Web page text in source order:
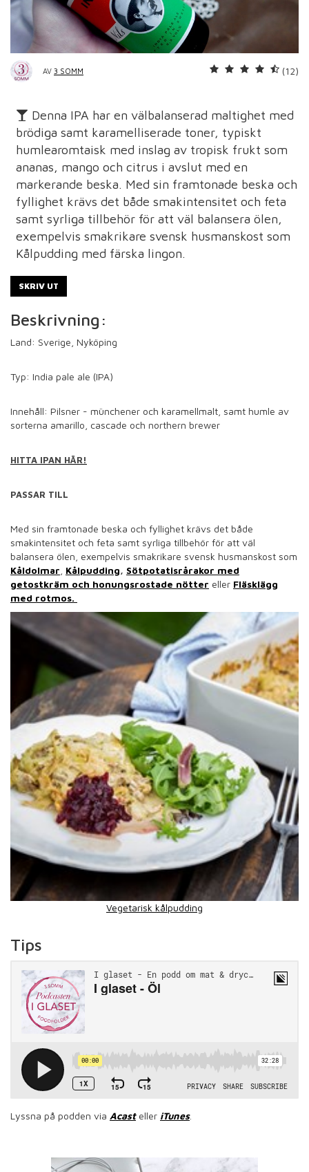
AV 3 SOMM (12)
Denna IPA har en välbalanserad maltighet med
brödiga samt karamelliserade toner, typiskt
humlearomtaisk med inslag av tropisk frukt som
ananas, mango och citrus i avslut med en
markerande beska. Med sin framtonade beska och
fyllighet krävs det både smakintensitet och feta
samt syrliga tillbehör för att väl balansera ölen,
exempelvis smakrikare svensk husmanskost som
Kålpudding med färska lingon.
SKRIV UT
Beskrivning:
Land: Sverige, Nyköping
Typ: India pale ale (IPA)
Innehåll: Pilsner - münchener och karamellmalt, samt humle av
sorterna amarillo, cascade och northern brewer
HITTA IPAN HÄR!
PASSAR TILL
Med sin framtonade beska och fyllighet krävs det både
smakintensitet och feta samt syrliga tillbehör för att väl
balansera ölen, exempelvis smakrikare svensk husmanskost som
Kåldolmar Kålpudding, Sötpotatisrårakor med
getostkräm och honungsrostade nötter eller Fläsklägg
med rotmos.
Vegetarisk kålpudding
Tips
Lyssna på podden via Acasteller iTunes.